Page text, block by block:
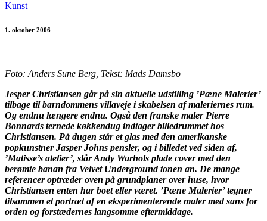
Kunst
1. oktober 2006
Foto: Anders Sune Berg, Tekst: Mads Damsbo
Jesper Christiansen går på sin aktuelle udstilling ’Pæne Malerier’
tilbage til barndommens villaveje i skabelsen af maleriernes rum.
Og endnu længere endnu. Også den franske maler Pierre
Bonnards ternede køkkendug indtager billedrummet hos
Christiansen. På dugen står et glas med den amerikanske
popkunstner Jasper Johns pensler, og i billedet ved siden af,
’Matisse’s atelier’, slår Andy Warhols plade cover med den
berømte banan fra Velvet Underground tonen an. De mange
referencer optræder oven på grundplaner over huse, hvor
Christiansen enten har boet eller været. ’Pæne Malerier’ tegner
tilsammen et portræt af en eksperimenterende maler med sans for
orden og forstædernes langsomme eftermiddage.